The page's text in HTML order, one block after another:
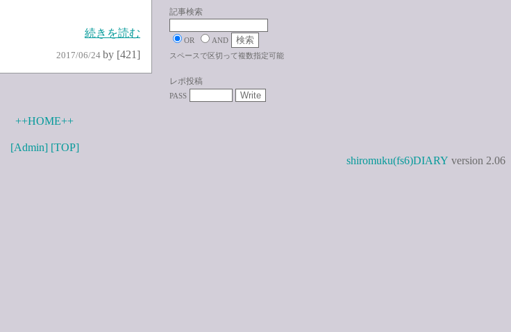
続きを読む
2017/06/24 by [421]
記事検索
OR
AND
スペースで区切って複数指定可能
レポ投稿
PASS
++HOME++
[Admin] [TOP]
shiromuku(fs6)DIARY version 2.06